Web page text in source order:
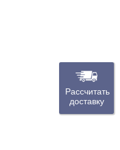
Рассчитать
доставку